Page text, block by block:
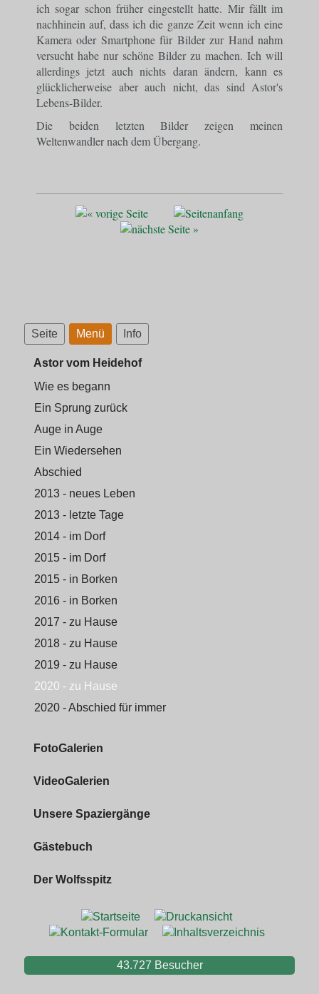
ich sogar schon früher eingestellt hatte. Mir fällt im
nachhinein auf, dass ich die ganze Zeit wenn ich eine
Kamera oder Smartphone für Bilder zur Hand nahm
versucht habe nur schöne Bilder zu machen. Ich will
allerdings jetzt auch nichts daran ändern, kann es
glücklicherweise aber auch nicht, das sind Astor's
Lebens-Bilder.
Die beiden letzten Bilder zeigen meinen
Weltenwandler nach dem Übergang.
Seite Menü Info
Astor vom Heidehof
Wie es begann
Ein Sprung zurück
Auge in Auge
Ein Wiedersehen
Abschied
2013 - neues Leben
2013 - letzte Tage
2014 - im Dorf
2015 - im Dorf
2015 - in Borken
2016 - in Borken
2017 - zu Hause
2018 - zu Hause
2019 - zu Hause
2020 - zu Hause
2020 - Abschied für immer
FotoGalerien
VideoGalerien
Unsere Spaziergänge
Gästebuch
Der Wolfsspitz
43.727 Besucher